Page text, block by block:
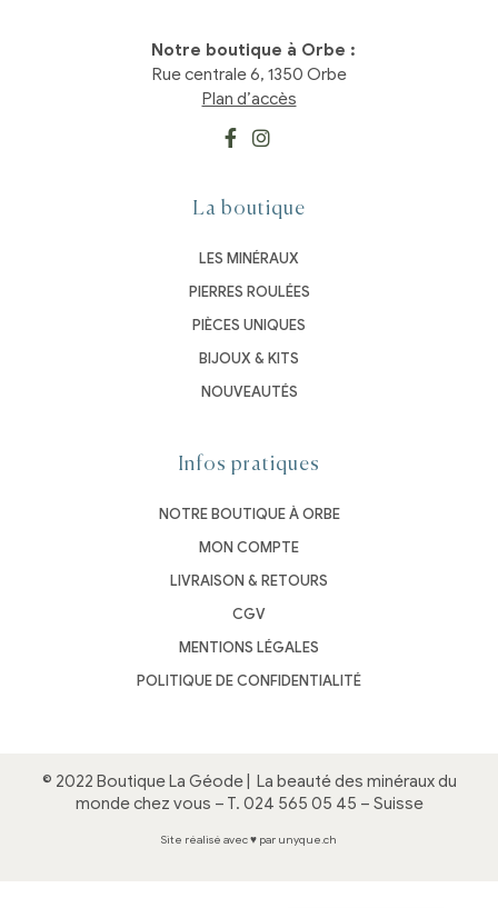
La boutique
LES MINÉRAUX
PIERRES ROULÉES
PIÈCES UNIQUES
BIJOUX & KITS
NOUVEAUTÉS
Notre boutique à Orbe :
Rue centrale 6, 1350 Orbe
Plan d’accès
Infos pratiques
NOTRE BOUTIQUE À ORBE
MON COMPTE
LIVRAISON & RETOURS
CGV
MENTIONS LÉGALES
POLITIQUE DE CONFIDENTIALITÉ
© 2022 Boutique La Géode | La beauté des minéraux du
monde chez vous – T. 024 565 05 45 – Suisse
Site réalisé avec ♥ par unyque.ch